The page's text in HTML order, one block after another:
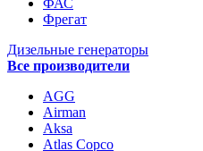
ФАС
Фрегат
Дизельные генераторы
Все производители
AGG
Airman
Aksa
Atlas Copco